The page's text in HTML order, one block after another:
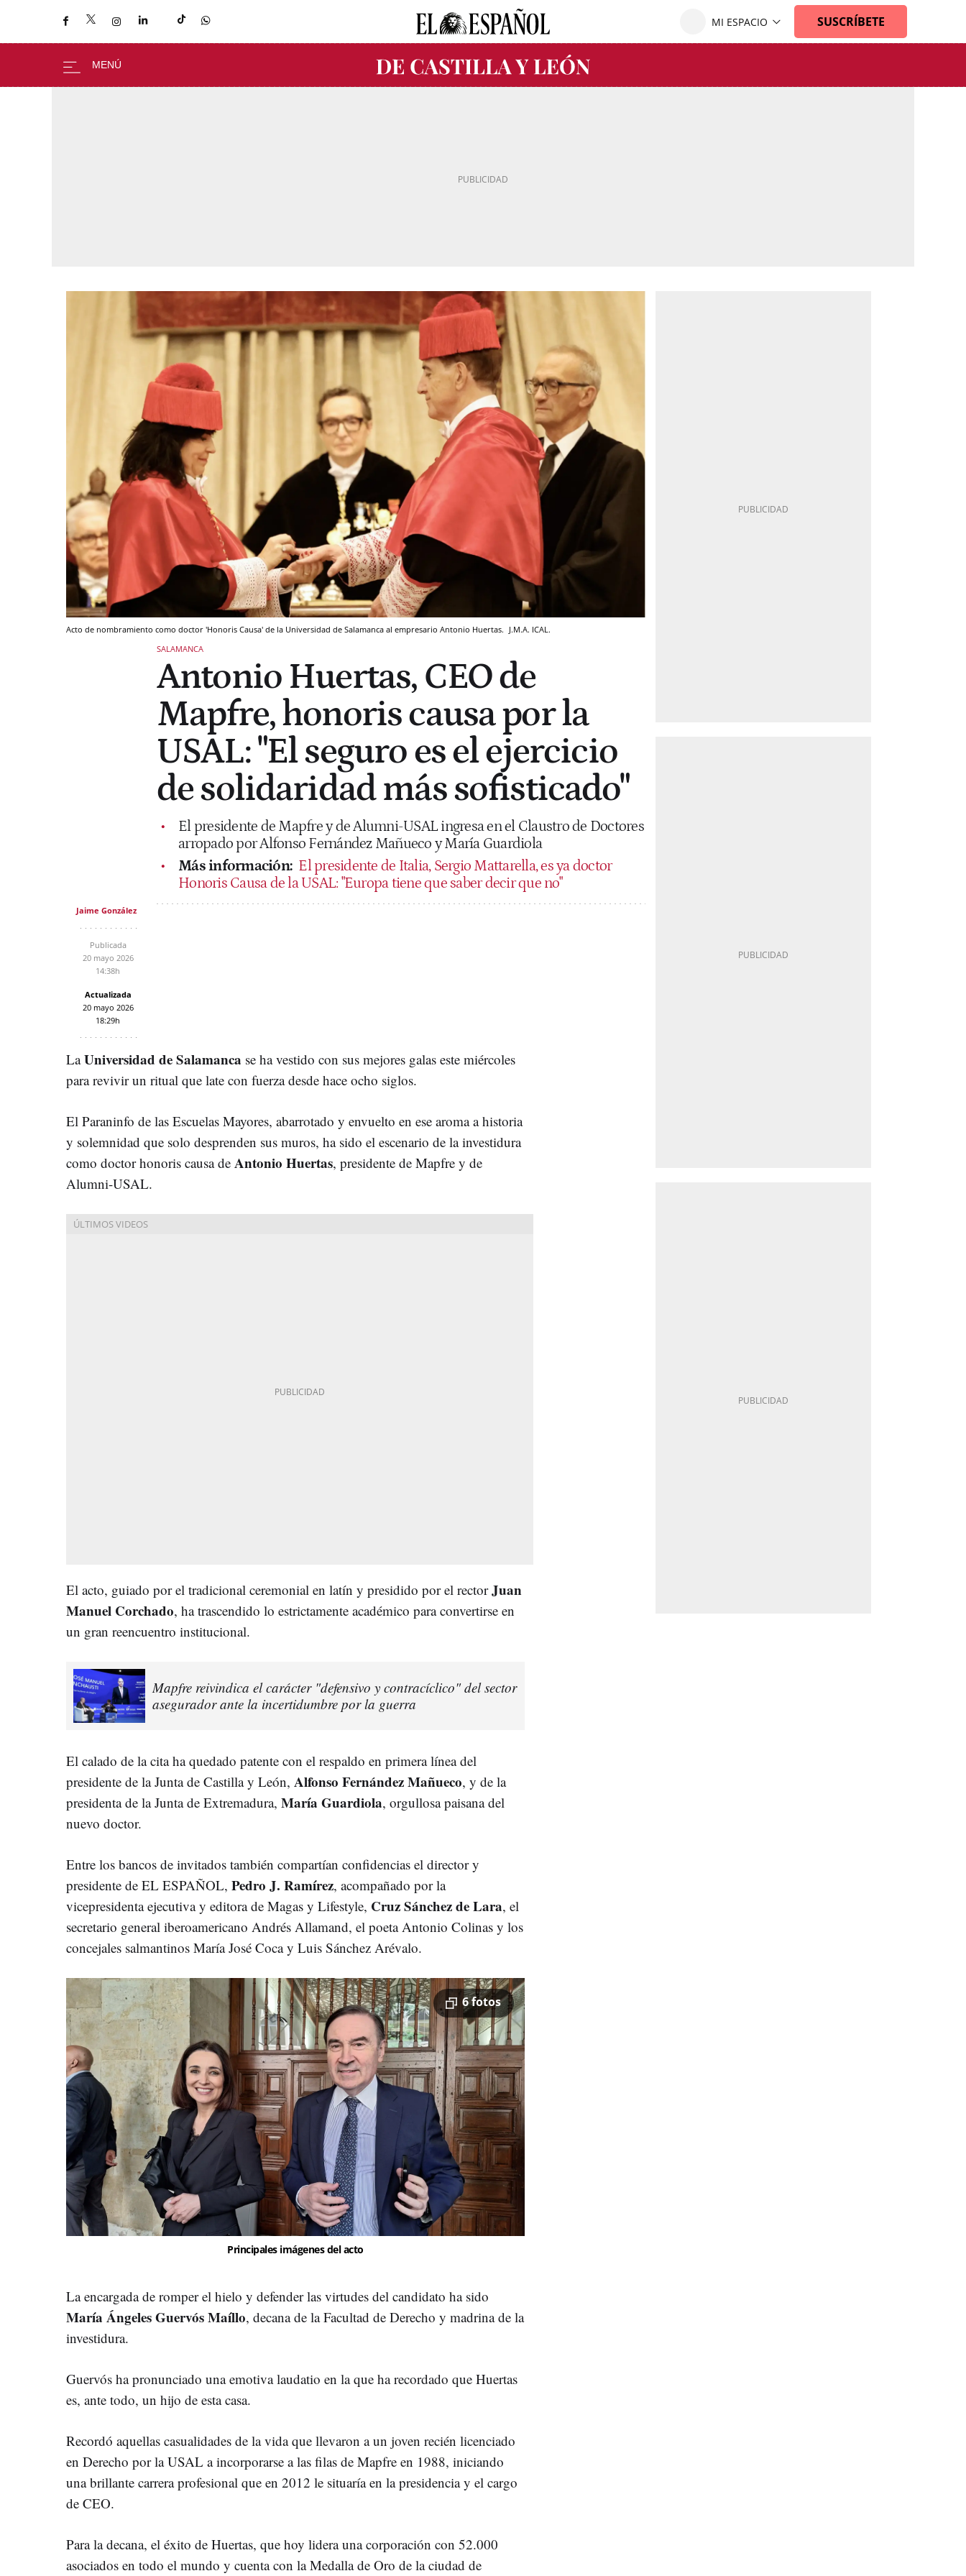
Acto de nombramiento como doctor 'Honoris Causa' de la Universidad de Salamanca al empresario Antonio Huertas. J.M.A. ICAL.
SALAMANCA
Antonio Huertas, CEO de
Mapfre, honoris causa por la
USAL: "El seguro es el ejercicio
de solidaridad más sofisticado"
El presidente de Mapfre y de Alumni-USAL ingresa en el Claustro de Doctores
arropado por Alfonso Fernández Mañueco y María Guardiola
Más información: El presidente de Italia, Sergio Mattarella, es ya doctor
Honoris Causa de la USAL: "Europa tiene que saber decir que no"
Jaime González
Publicada
20 mayo 2026
14:38h
Actualizada
20 mayo 2026
18:29h
LaUniversidad de Salamanca se ha vestido con sus mejores galas este miércoles
para revivir un ritual que late con fuerza desde hace ocho siglos.
El Paraninfo de las Escuelas Mayores, abarrotado y envuelto en ese aroma a historia
y solemnidad que solo desprenden sus muros, ha sido el escenario de la investidura
como doctor honoris causa de Antonio Huertas, presidente de Mapfre y de
Alumni-USAL.
El acto, guiado por el tradicional ceremonial en latín y presidido por el rectorJuan
Manuel Corchado, ha trascendido lo estrictamente académico para convertirse en
un gran reencuentro institucional.
Mapfre reivindica el carácter "defensivo y contracíclico" del sector
asegurador ante la incertidumbre por la guerra
El calado de la cita ha quedado patente con el respaldo en primera línea del
presidente de la Junta de Castilla y León, Alfonso Fernández Mañueco, y de la
presidenta de la Junta de Extremadura, María Guardiola, orgullosa paisana del
nuevo doctor.
Entre los bancos de invitados también compartían confidencias el director y
presidente de EL ESPAÑOL, Pedro J. Ramírez, acompañado por la
vicepresidenta ejecutiva y editora de Magas y Lifestyle, Cruz Sánchez de Lara, el
secretario general iberoamericano Andrés Allamand, el poeta Antonio Colinas y los
concejales salmantinos María José Coca y Luis Sánchez Arévalo.
6 fotos
Principales imágenes del acto
La encargada de romper el hielo y defender las virtudes del candidato ha sido
María Ángeles Guervós Maíllo, decana de la Facultad de Derecho y madrina de la
investidura.
Guervós ha pronunciado una emotiva laudatio en la que ha recordado que Huertas
es, ante todo, un hijo de esta casa.
Recordó aquellas casualidades de la vida que llevaron a un joven recién licenciado
en Derecho por la USAL a incorporarse a las filas de Mapfre en 1988, iniciando
una brillante carrera profesional que en 2012 le situaría en la presidencia y el cargo
de CEO.
Para la decana, el éxito de Huertas, que hoy lidera una corporación con 52.000
asociados en todo el mundo y cuenta con la Medalla de Oro de la ciudad de